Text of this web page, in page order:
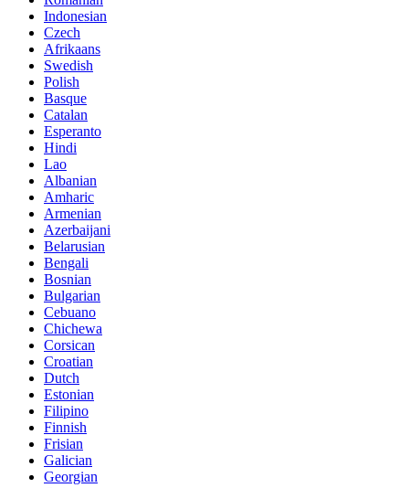
Indonesian
Czech
Afrikaans
Swedish
Polish
Basque
Catalan
Esperanto
Hindi
Lao
Albanian
Amharic
Armenian
Azerbaijani
Belarusian
Bengali
Bosnian
Bulgarian
Cebuano
Chichewa
Corsican
Croatian
Dutch
Estonian
Filipino
Finnish
Frisian
Galician
Georgian